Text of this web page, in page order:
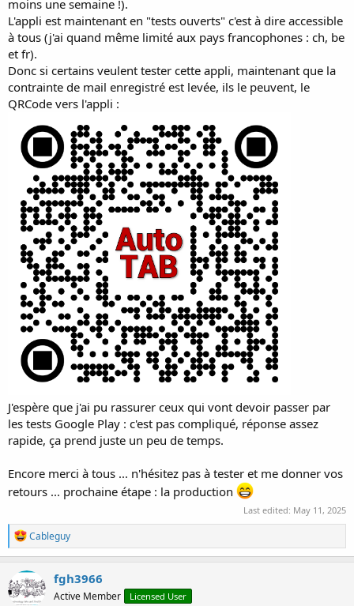
moins une semaine !).
L'appli est maintenant en "tests ouverts" c'est à dire accessible
à tous (j'ai quand même limité aux pays francophones : ch, be
et fr).
Donc si certains veulent tester cette appli, maintenant que la
contrainte de mail enregistré est levée, ils le peuvent, le
QRCode vers l'appli :
J'espère que j'ai pu rassurer ceux qui vont devoir passer par
les tests Google Play : c'est pas compliqué, réponse assez
rapide, ça prend juste un peu de temps.
Encore merci à tous ... n'hésitez pas à tester et me donner vos
retours ... prochaine étape : la production
Last edited: May 11, 2025
R
e
a
c
t
i
Cableguy
fgh3966
Active Member Licensed User